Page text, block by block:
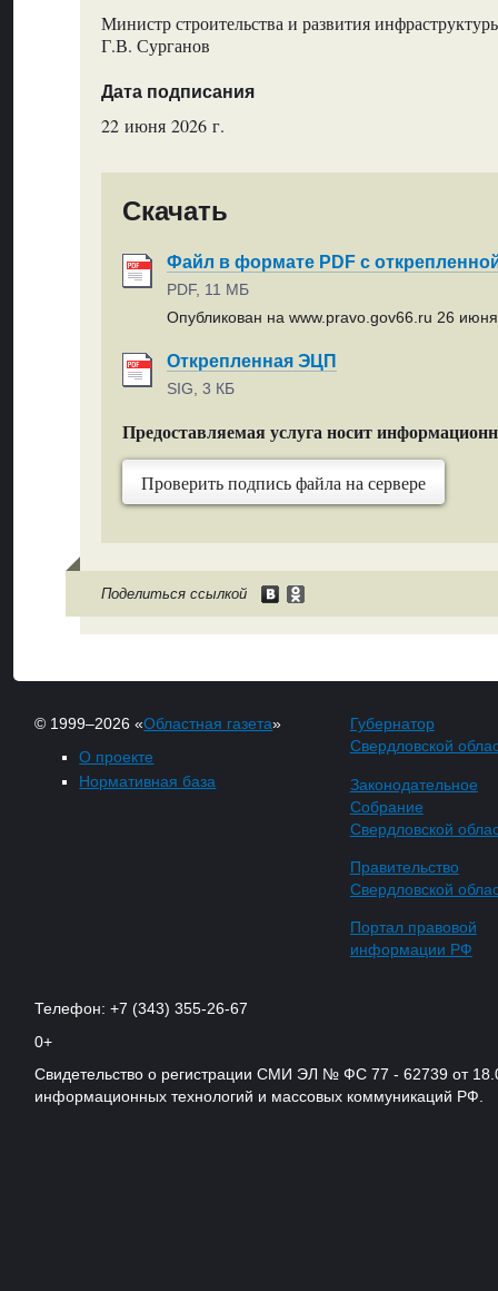
Министр строительства и развития
Г.В. Сурганов
Дата подписания
22 июня 2026 г.
Скачать
Файл в формате PDF с
PDF, 11 МБ
Опубликован на www.pravo.gov66.ru 26 июня
Открепленная ЭЦП
SIG, 3 КБ
Предоставляемая услуга носит
Проверить подпись файла на сервере
Поделиться ссылкой
© 1999–2026 «Областная газета»
О проекте
Нормативная база
Губернатор
Свердловской
Законодательное
Собрание
Свердловской
Правительство
Свердловской
Портал правовой
информации РФ
Телефон: +7 (343) 355-26-67
0+
Свидетельство о регистрации СМИ ЭЛ № ФС 77 - 62739 от
информационных технологий и массовых коммуникаций РФ.